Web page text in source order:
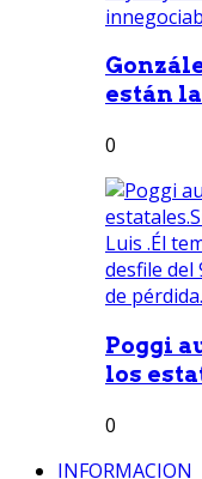
están
0
Poggi
los
0
INFORMACION